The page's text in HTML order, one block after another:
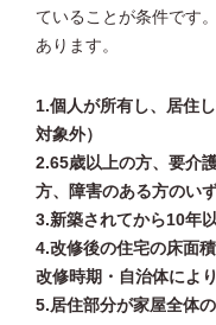
ていることが条件です
あります。
1.個人が所有し、居住
対象外）
2.65歳以上の方、要介
方、障害のある方のい
3.新築されてから10年
4.改修後の住宅の床面
改修時期・自治体によ
5.居住部分が家屋全体